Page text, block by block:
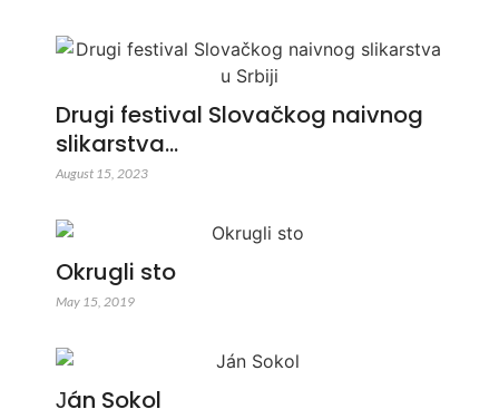
Drugi festival Slovačkog naivnog
slikarstva…
August 15, 2023
Okrugli sto
May 15, 2019
Јán Sokol